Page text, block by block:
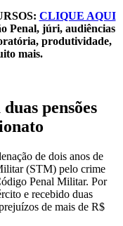
CLIQUE AQUI
Penal, júri, audiências
produtividade,
mais.
pensões
de dois anos de
(STM) pelo crime
Penal Militar. Por
e recebido duas
de mais de R$